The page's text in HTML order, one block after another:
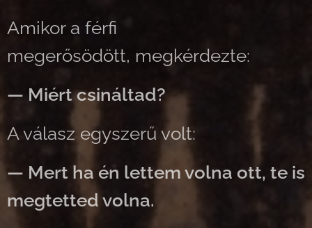
Amikor a férfi
megerősödött, megkérdezte:
— Miért csináltad?
A válasz egyszerű volt:
— Mert ha én lettem volna ott, te is
megtetted volna.